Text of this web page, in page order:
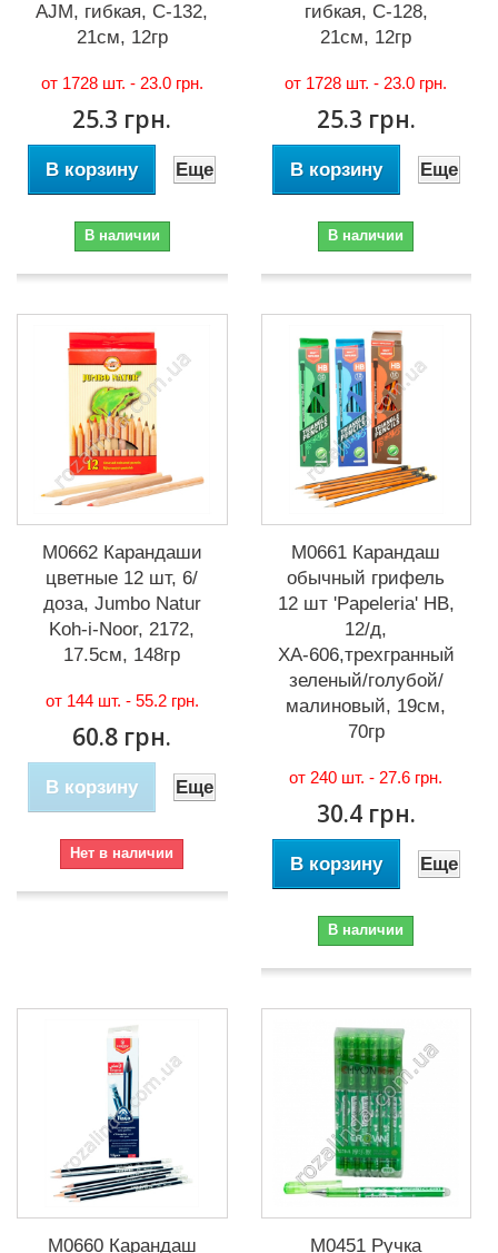
AJM, гибкая, С-132,
21см, 12гр
от 1728 шт. - 23.0 грн.
25.3 грн.
В корзину Еще
В наличии
гибкая, С-128,
21см, 12гр
от 1728 шт. - 23.0 грн.
25.3 грн.
В корзину Еще
В наличии
М0662 Карандаши
цветные 12 шт, 6/
доза, Jumbo Natur
Koh-i-Noor, 2172,
17.5см, 148гр
от 144 шт. - 55.2 грн.
60.8 грн.
В корзину Еще
Нет в наличии
М0661 Карандаш
обычный грифель
12 шт 'Papeleria' HB,
12/д,
ХА-606,трехгранный
зеленый/голубой/
малиновый, 19см,
70гр
от 240 шт. - 27.6 грн.
30.4 грн.
В корзину Еще
В наличии
М0660 Карандаш
М0451 Ручка